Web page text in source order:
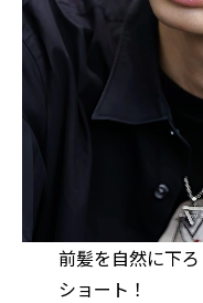
前髪を自然に下
ショート！